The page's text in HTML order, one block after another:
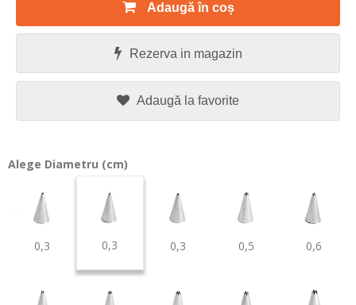
Adaugă în coș
Rezerva in magazin
Adaugă la favorite
Alege Diametru (cm)
0,3 0,3 0,3 0,5 0,6